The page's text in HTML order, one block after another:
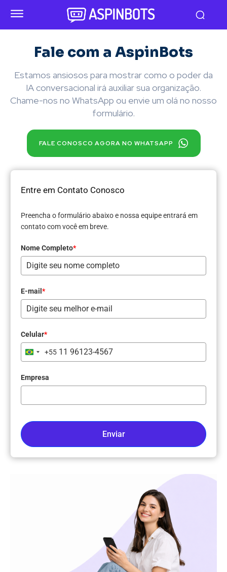
Fale com a AspinBots
Estamos ansiosos para mostrar como o poder da
IA conversacional irá auxiliar sua organização.
Chame-nos no WhatsApp ou envie um olá no nosso
formulário.
FALE CONOSCO AGORA NO WHATSAPP
Entre em Contato Conosco
Preencha o formulário abaixo e nossa equipe entrará em
contato com você em breve.
Nome Completo*
E-mail *
Celular*
Brazil+55
Empresa
Enviar